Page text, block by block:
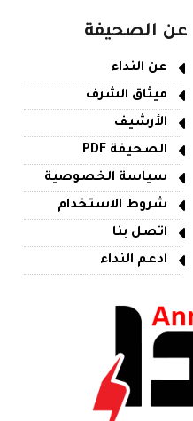
عن الصحيفة
عن النداء
ميثاق الشرف
الأرشيف
الصحيفة PDF
سياسة الخصوصية
شروط الاستخدام
اتصل بنا
ادعم النداء